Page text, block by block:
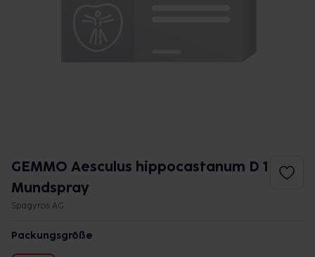
GEMMO Aesculus hippocastanum D 1
Mundspray
Spagyros AG
Packungsgröße